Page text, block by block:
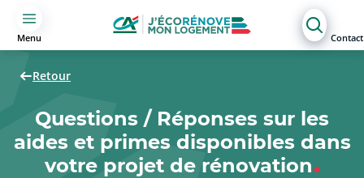
Menu Contact
Retour
Questions / Réponses sur les
aides et primes disponibles dans
votre projet de rénovation